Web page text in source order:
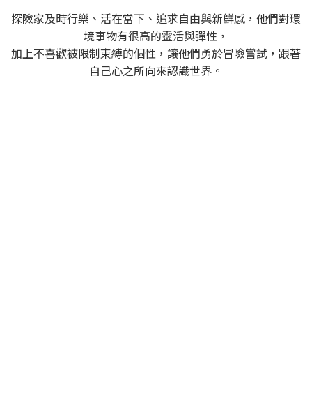
探險家及時行樂、活在當下、追求自由與新鮮感，他們對環
境事物有很高的靈活與彈性，
加上不喜歡被限制束縛的個性，讓他們勇於冒險嘗試，跟著
自己心之所向來認識世界。